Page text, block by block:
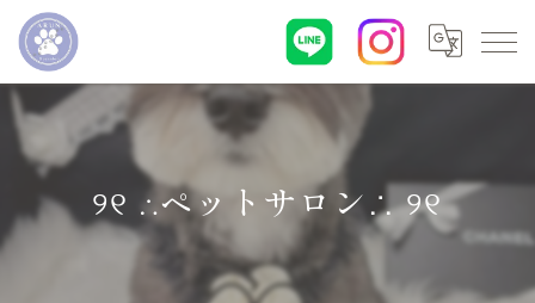
୨୧ ∴ペットサロン∴ ୨୧